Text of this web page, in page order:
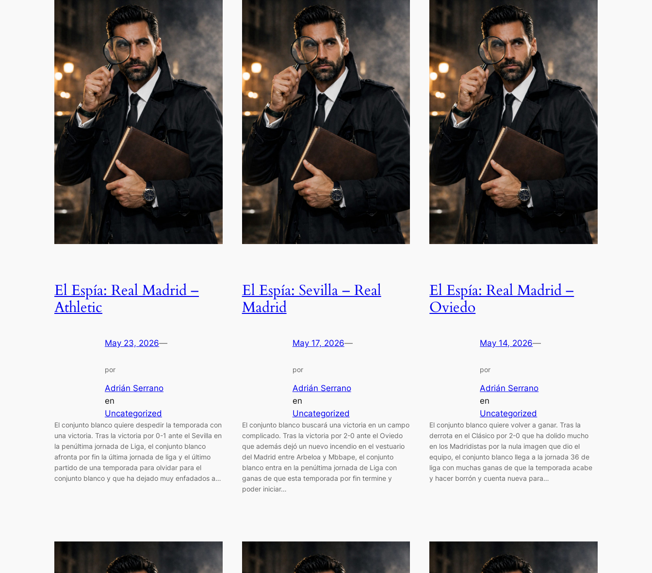
El Espía: Real Madrid –
Athletic
May 23, 2026—
por
Adrián Serrano
en
Uncategorized
El conjunto blanco quiere despedir la temporada con
una victoria. Tras la victoria por 0-1 ante el Sevilla en
la penúltima jornada de Liga, el conjunto blanco
afronta por fin la última jornada de liga y el último
partido de una temporada para olvidar para el
conjunto blanco y que ha dejado muy enfadados a…
El Espía: Sevilla – Real
Madrid
May 17, 2026—
por
Adrián Serrano
en
Uncategorized
El conjunto blanco buscará una victoria en un campo
complicado. Tras la victoria por 2-0 ante el Oviedo
que además dejó un nuevo incendio en el vestuario
del Madrid entre Arbeloa y Mbbape, el conjunto
blanco entra en la penúltima jornada de Liga con
ganas de que esta temporada por fin termine y
poder iniciar…
El Espía: Real Madrid –
Oviedo
May 14, 2026—
por
Adrián Serrano
en
Uncategorized
El conjunto blanco quiere volver a ganar. Tras la
derrota en el Clásico por 2-0 que ha dolido mucho
en los Madridistas por la nula imagen que dio el
equipo, el conjunto blanco llega a la jornada 36 de
liga con muchas ganas de que la temporada acabe
y hacer borrón y cuenta nueva para…